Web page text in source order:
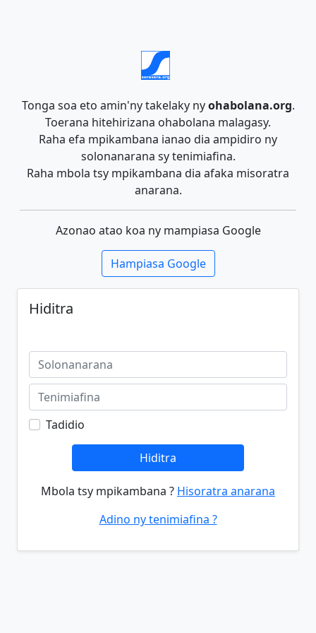
Tonga soa eto amin'ny takelaky nyohabolana.org.
Toerana hitehirizana ohabolana malagasy.
Raha efa mpikambana ianao dia ampidiro ny
solonanarana sy tenimiafina.
Raha mbola tsy mpikambana dia afaka misoratra
anarana.
Azonao atao koa ny mampiasa Google
Hampiasa Google
Hiditra
Tadidio
Hiditra
Mbola tsy mpikambana ? Hisoratra anarana
Adino ny tenimiafina ?